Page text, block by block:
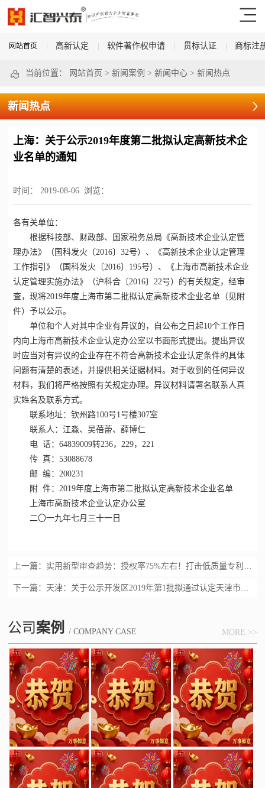
网站首页 高新认定 软件著作权申请 贯标认证 商标注
当前位置： 网站首页 > 新闻案例 > 新闻中心> 新闻热点
新闻热点
上海：关于公示2019年度第二批拟认定高新技术企
业名单的通知
时间： 2019-08-06 浏览：
各有关单位：
根据科技部、财政部、国家税务总局《高新技术企业认定管
理办法》（国科发火〔2016〕32号）、《高新技术企业认定管理
工作指引》（国科发火〔2016〕195号）、《上海市高新技术企业
认定管理实施办法》（沪科合〔2016〕22号）的有关规定，经审
查，现将2019年度上海市第二批拟认定高新技术企业名单（见附
件）予以公示。
单位和个人对其中企业有异议的，自公布之日起10个工作日
内向上海市高新技术企业认定办公室以书面形式提出。提出异议
时应当对有异议的企业存在不符合高新技术企业认定条件的具体
问题有清楚的表述，并提供相关证据材料。对于收到的任何异议
材料，我们将严格按照有关规定办理。异议材料请署名联系人真
实姓名及联系方式。
联系地址：钦州路100号1号楼307室
联系人：江淼、吴蓓蕾、薛博仁
电 话：64839009转236，229，221
传 真：53088678
邮 编：200231
附 件：2019年度上海市第二批拟认定高新技术企业名单
上海市高新技术企业认定办公室
二〇一九年七月三十一日
上一篇： 实用新型审查趋势：授权率75%左右！打击低质量专利申请
下一篇： 天津：关于公示开发区2019年第1批拟通过认定天津市市级高新技术企业名单的通知
公司案例 / COMPANY CASE MORE >>